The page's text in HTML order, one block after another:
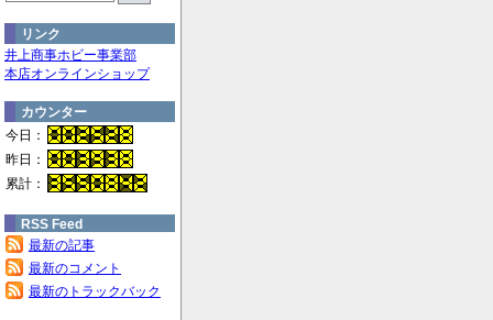
リンク
井上商事ホビー事業部
本店オンラインショップ
カウンター
今日：
昨日：
累計：
RSS Feed
最新の記事
最新のコメント
最新のトラックバック